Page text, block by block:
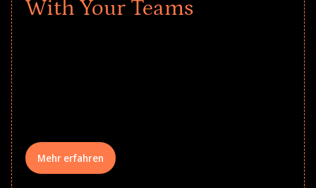
With Your Teams
Mehr erfahren